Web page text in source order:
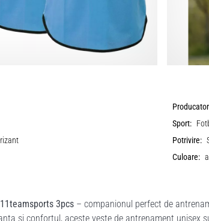
Sport:
Potrivire:
Culoare:
3pcs – companionul perfect de
și confortul, aceste veste de antrenament unisex